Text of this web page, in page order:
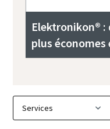
Elektronikon® :
plus économes